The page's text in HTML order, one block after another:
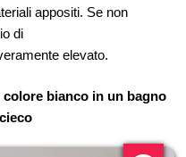
appositi. Se non
di
elevato.
bianco in un bagno